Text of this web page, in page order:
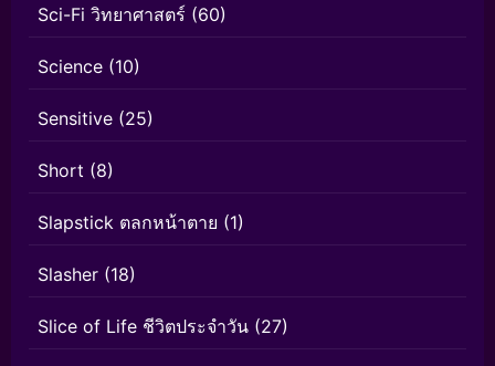
Sci-Fi วิทยาศาสตร์ (60)
Science (10)
Sensitive (25)
Short (8)
Slapstick ตลกหน้าตาย (1)
Slasher (18)
Slice of Life ชีวิตประจำวัน (27)